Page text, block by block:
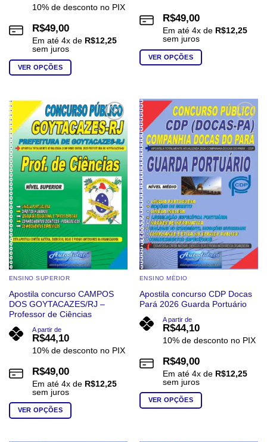
10% de desconto no PIX
R$49,00
Em até 4x de R$12,25
sem juros
VER OPÇÕES
tem
várias
variantes.
As
opções
podem
ser
escolhidas
na
página
do
produto
R$49,00
Em até 4x de R$12,25
sem juros
VER OPÇÕES
várias
variantes.
As
opções
podem
ser
escolhidas
na
página
do
produto
Add to
wishlist
ENSINO SUPERIOR
Apostila concurso CAMPOS
DOS GOYTACAZES/RJ –
Professor de Ciências
A partir de
R$44,10
10% de desconto no PIX
R$49,00
Em até 4x de R$12,25
sem juros
VER OPÇÕES
Add to
wishlist
ENSINO MÉDIO
Apostila concurso CDP Docas
Pará 2026 Guarda Portuário
A partir de
R$44,10
10% de desconto no PIX
R$49,00
Em até 4x de R$12,25
sem juros
VER OPÇÕES